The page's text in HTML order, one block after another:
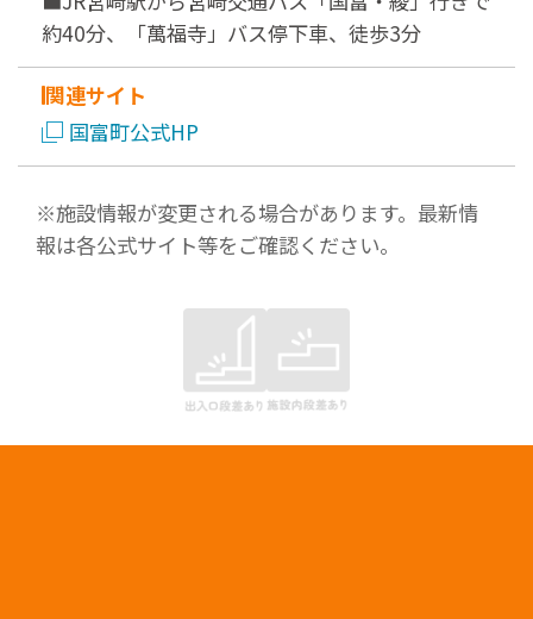
約40分、「萬福寺」バス停下車、徒歩3分
関連サイト
国富町公式HP
※施設情報が変更される場合があります。最新情
報は各公式サイト等をご確認ください。